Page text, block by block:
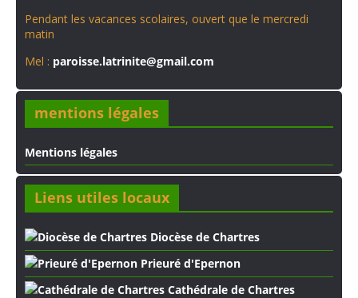
Pendant les vacances scolaires, ouvert que le mercredi
matin
Mel : paroisse.latrinite@gmail.com
mentions légales
Mentions légales
Liens utiles locaux
Diocèse de Chartres
Prieuré d'Epernon
Cathédrale de Chartres